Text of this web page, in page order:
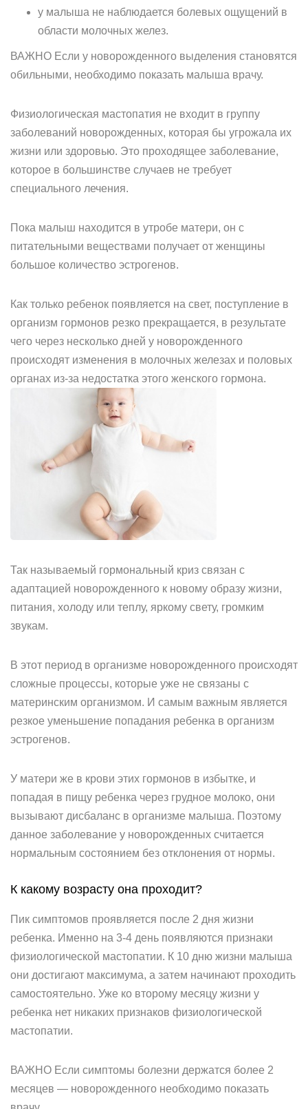
у малыша не наблюдается болевых ощущений в
области молочных желез.
ВАЖНО Если у новорожденного выделения становятся
обильными, необходимо показать малыша врачу.
Физиологическая мастопатия не входит в группу
заболеваний новорожденных, которая бы угрожала их
жизни или здоровью. Это проходящее заболевание,
которое в большинстве случаев не требует
специального лечения.
Пока малыш находится в утробе матери, он с
питательными веществами получает от женщины
большое количество эстрогенов.
Как только ребенок появляется на свет, поступление в
организм гормонов резко прекращается, в результате
чего через несколько дней у новорожденного
происходят изменения в молочных железах и половых
органах из-за недостатка этого женского гормона.
Так называемый гормональный криз связан с
адаптацией новорожденного к новому образу жизни,
питания, холоду или теплу, яркому свету, громким
звукам.
В этот период в организме новорожденного происходят
сложные процессы, которые уже не связаны с
материнским организмом. И самым важным является
резкое уменьшение попадания ребенка в организм
эстрогенов.
У матери же в крови этих гормонов в избытке, и
попадая в пищу ребенка через грудное молоко, они
вызывают дисбаланс в организме малыша. Поэтому
данное заболевание у новорожденных считается
нормальным состоянием без отклонения от нормы.
К какому возрасту она проходит?
Пик симптомов проявляется после 2 дня жизни
ребенка. Именно на 3-4 день появляются признаки
физиологической мастопатии. К 10 дню жизни малыша
они достигают максимума, а затем начинают проходить
самостоятельно. Уже ко второму месяцу жизни у
ребенка нет никаких признаков физиологической
мастопатии.
ВАЖНО Если симптомы болезни держатся более 2
месяцев — новорожденного необходимо показать